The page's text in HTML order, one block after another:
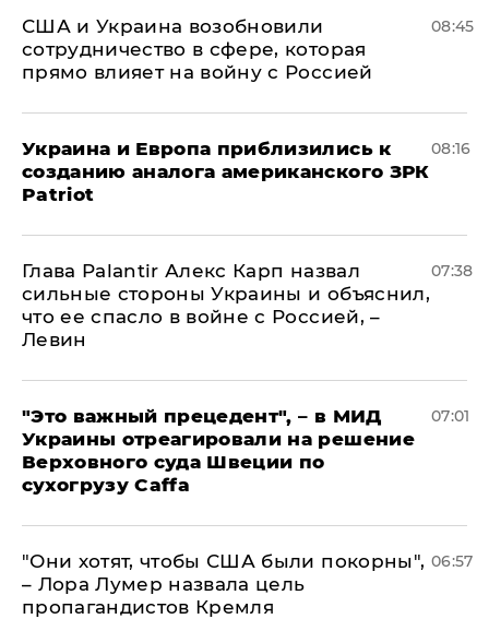
США и Украина возобновили
сотрудничество в сфере, которая
прямо влияет на войну с Россией
08:45
Украина и Европа приблизились к
созданию аналога американского ЗРК
Patriot
08:16
Глава Palantir Алекс Карп назвал
сильные стороны Украины и объяснил,
что ее спасло в войне с Россией, –
Левин
07:38
"Это важный прецедент", – в МИД
Украины отреагировали на решение
Верховного суда Швеции по
сухогрузу Caffa
07:01
"Они хотят, чтобы США были покорны",
– Лора Лумер назвала цель
пропагандистов Кремля
06:57